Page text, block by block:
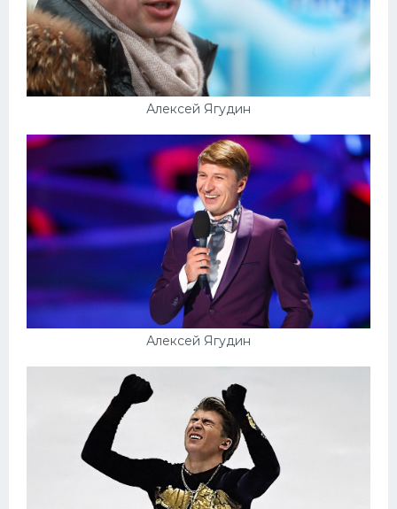
Алексей Ягудин
Алексей Ягудин